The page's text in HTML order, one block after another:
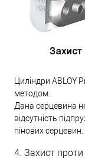
Циліндри ABLOY
методом.
Дана серцевина
відсутність
пінових серцевин.
4. Захист проти